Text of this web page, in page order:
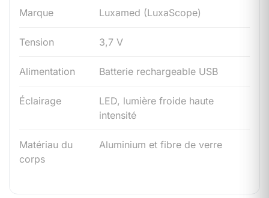
Marque Luxamed (LuxaScope)
Tension 3,7 V
Alimentation Batterie rechargeable USB
Éclairage
LED, lumière froide haute
intensité
Matériau du
corps
Aluminium et fibre de verre